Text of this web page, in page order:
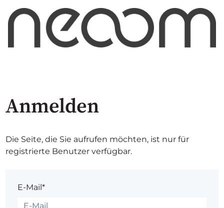
Anmelden
Die Seite, die Sie aufrufen möchten, ist nur für
registrierte Benutzer verfügbar.
E-Mail*